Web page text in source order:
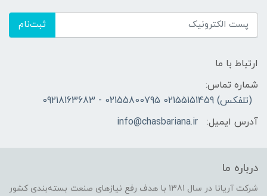
ثبت‌نام
ارتباط با ما
شماره تماس:
(تلفکس) 02155151459 02155800795 - 09218163683
آدرس ایمیل:
info@chasbariana.ir
درباره ما
شرکت آریانا در سال 1381 با هدف رفع نیازهای صنعت بسته‌بندی کشور